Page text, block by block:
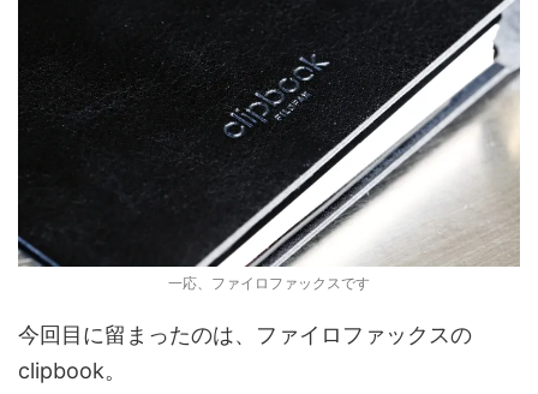
一応、ファイロファックスです
今回目に留まったのは、ファイロファックスの
clipbook。